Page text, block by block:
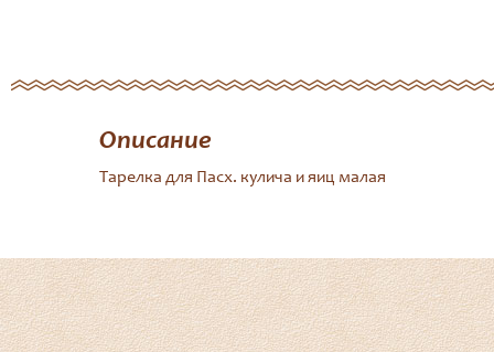
Описание
Тарелка для Пасх. кулича и яиц малая